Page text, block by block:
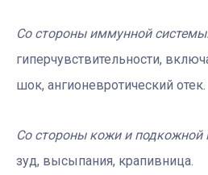
Со стороны иммунной
гиперчувствительности,
шок, ангионевротический отек.
Со стороны кожи и подкожной
зуд, высыпания, крапивница.